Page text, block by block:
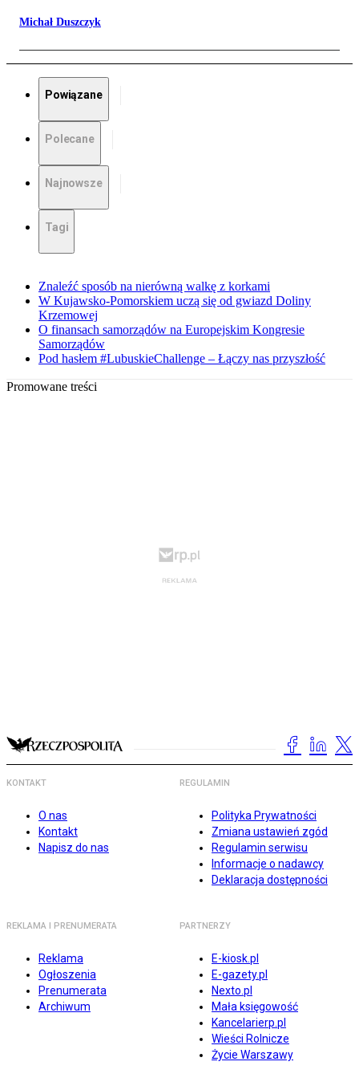
Michał Duszczyk
Powiązane
Polecane
Najnowsze
Tagi
Znaleźć sposób na nierówną walkę z korkami
W Kujawsko-Pomorskiem uczą się od gwiazd Doliny
Krzemowej
O finansach samorządów na Europejskim Kongresie
Samorządów
Pod hasłem #LubuskieChallenge – Łączy nas przyszłość
Promowane treści
KONTAKT
O nas
Kontakt
Napisz do nas
REGULAMIN
Polityka Prywatności
Zmiana ustawień zgód
Regulamin serwisu
Informacje o nadawcy
Deklaracja dostępności
REKLAMA I PRENUMERATA
Reklama
Ogłoszenia
Prenumerata
Archiwum
PARTNERZY
E-kiosk.pl
E-gazety.pl
Nexto.pl
Mała księgowość
Kancelarierp.pl
Wieści Rolnicze
Życie Warszawy